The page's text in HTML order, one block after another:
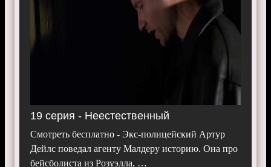
19 серия - Неестественный
Смотреть бесплатно - Экс-полицейский Артур
Дейлс поведал агенту Малдеру историю. Она про
бейсболиста из Розуэлла, …